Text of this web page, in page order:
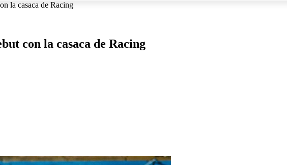
la casaca de Racing
con la casaca de Racing